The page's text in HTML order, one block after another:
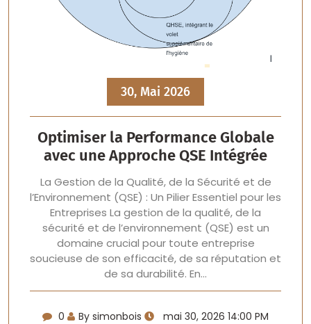
30, Mai 2026
Optimiser la Performance Globale
avec une Approche QSE Intégrée
La Gestion de la Qualité, de la Sécurité et de
l’Environnement (QSE) : Un Pilier Essentiel pour les
Entreprises La gestion de la qualité, de la
sécurité et de l’environnement (QSE) est un
domaine crucial pour toute entreprise
soucieuse de son efficacité, de sa réputation et
de sa durabilité. En…
0 By simonbois mai 30, 2026 14:00 PM